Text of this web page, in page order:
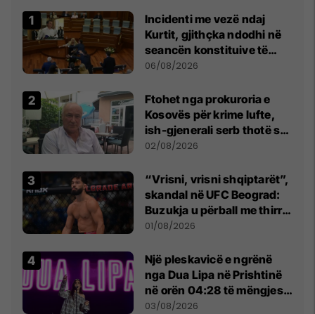
Incidenti me vezë ndaj
Kurtit, gjithçka ndodhi në
seancën konstituive të
Kuvendit
06/08/2026
Ftohet nga prokuroria e
Kosovës për krime lufte,
ish-gjenerali serb thotë se
dikush e tradhtoi në
02/08/2026
“Vrisni, vrisni shqiptarët”,
skandal në UFC Beograd:
Buzukja u përball me thirrje
anti-shqiptare nga
01/08/2026
Një pleskavicë e ngrënë
nga Dua Lipa në Prishtinë
në orën 04:28 të mëngjesit
- dhe bota digjitale serbe
03/08/2026